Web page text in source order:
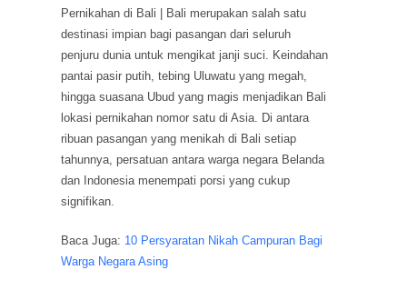
Pernikahan di Bali | Bali merupakan salah satu
destinasi impian bagi pasangan dari seluruh
penjuru dunia untuk mengikat janji suci. Keindahan
pantai pasir putih, tebing Uluwatu yang megah,
hingga suasana Ubud yang magis menjadikan Bali
lokasi pernikahan nomor satu di Asia. Di antara
ribuan pasangan yang menikah di Bali setiap
tahunnya, persatuan antara warga negara Belanda
dan Indonesia menempati porsi yang cukup
signifikan.
Baca Juga: 10 Persyaratan Nikah Campuran Bagi
Warga Negara Asing